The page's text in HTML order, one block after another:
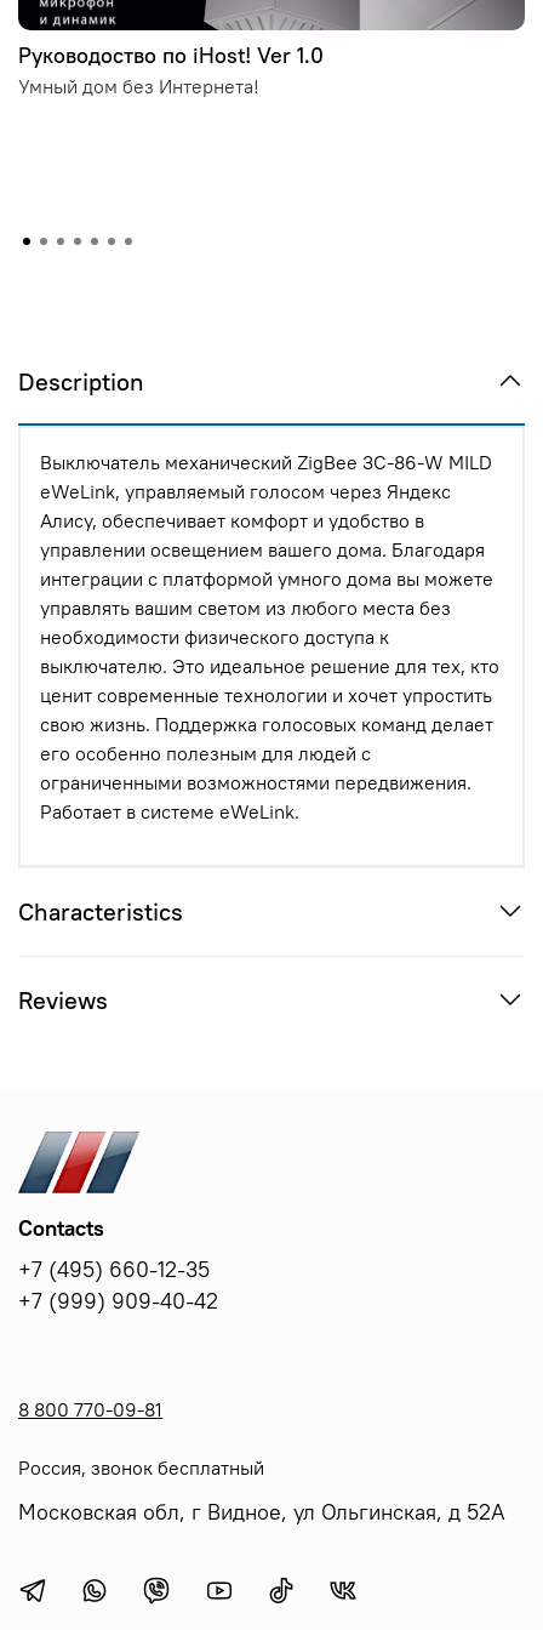
Руководоство по iHost! Ver 1.0
Умный дом без Интернета!
Description
Выключатель механический ZigBee 3C-86-W MILD
eWeLink, управляемый голосом через Яндекс
Алису, обеспечивает комфорт и удобство в
управлении освещением вашего дома. Благодаря
интеграции с платформой умного дома вы можете
управлять вашим светом из любого места без
необходимости физического доступа к
выключателю. Это идеальное решение для тех, кто
ценит современные технологии и хочет упростить
свою жизнь. Поддержка голосовых команд делает
его особенно полезным для людей с
ограниченными возможностями передвижения.
Работает в системе eWeLink.
Characteristics
Reviews
Contacts
+7 (495) 660-12-35
+7 (999) 909-40-42
8 800 770-09-81
Россия, звонок бесплатный
Московская обл, г Видное, ул Ольгинская, д 52А